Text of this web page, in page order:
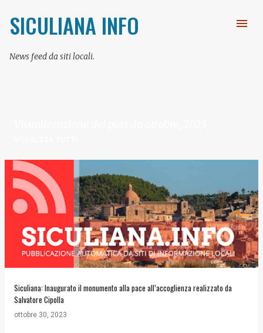
SICULIANA INFO
News feed da siti locali.
Siculiana: Inaugurato il monumento alla pace all’accoglienza realizzato da
Salvatore Cipolla
ottobre 30, 2023